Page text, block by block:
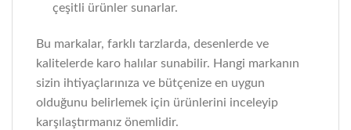
çeşitli ürünler sunarlar.
Bu markalar, farklı tarzlarda, desenlerde ve
kalitelerde karo halılar sunabilir. Hangi markanın
sizin ihtiyaçlarınıza ve bütçenize en uygun
olduğunu belirlemek için ürünlerini inceleyip
karşılaştırmanız önemlidir.